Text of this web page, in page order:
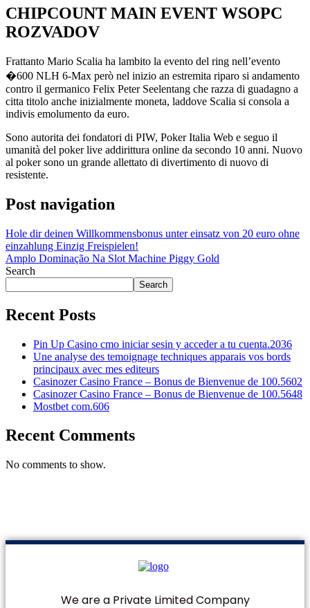
CHIPCOUNT MAIN EVENT WSOPC
ROZVADOV
Frattanto Mario Scalia ha lambito la evento del ring nell’evento
�600 NLH 6-Max però nel inizio an estremita riparo si andamento
contro il germanico Felix Peter Seelentang che razza di guadagno a
citta titolo anche inizialmente moneta, laddove Scalia si consola a
indivis emolumento da euro.
Sono autorita dei fondatori di PIW, Poker Italia Web e seguo il
umanità del poker live addirittura online da secondo 10 anni. Nuovo
al poker sono un grande allettato di divertimento di nuovo di
resistente.
Post navigation
Hole dir deinen Willkommensbonus unter einsatz von 20 euro ohne
einzahlung Einzig Freispielen!
Amplo Dominação Na Slot Machine Piggy Gold
Search
Search
Recent Posts
Pin Up Casino cmo iniciar sesin y acceder a tu cuenta.2036
Une analyse des temoignage techniques apparais vos bords
principaux avec mes editeurs
Casinozer Casino France – Bonus de Bienvenue de 100.5602
Casinozer Casino France – Bonus de Bienvenue de 100.5648
Mostbet com.606
Recent Comments
No comments to show.
We are a Private Limited Company